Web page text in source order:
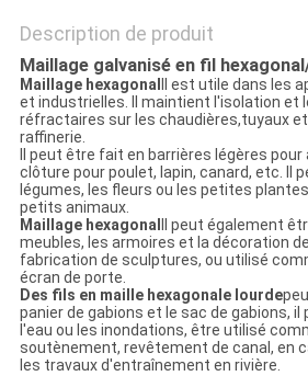
Description de produit
Maillage galvanisé en fil
Maillage hexagonal
Il est utile dans les
et industrielles. Il maintient l'isolation et
réfractaires sur les chaudières,tuyaux
raffinerie.
Il peut être fait en barrières légères
clôture pour poulet, lapin, canard, etc. Il
légumes, les fleurs ou les petites
petits animaux.
Maillage hexagonal
Il peut également
meubles, les armoires et la décoration
fabrication de sculptures, ou utilisé
écran de porte.
Des fils en maille hexagonale lourde
panier de gabions et le sac de gabions,
l'eau ou les inondations, être utilisé
soutènement, revêtement de canal, en
les travaux d'entraînement en rivière.